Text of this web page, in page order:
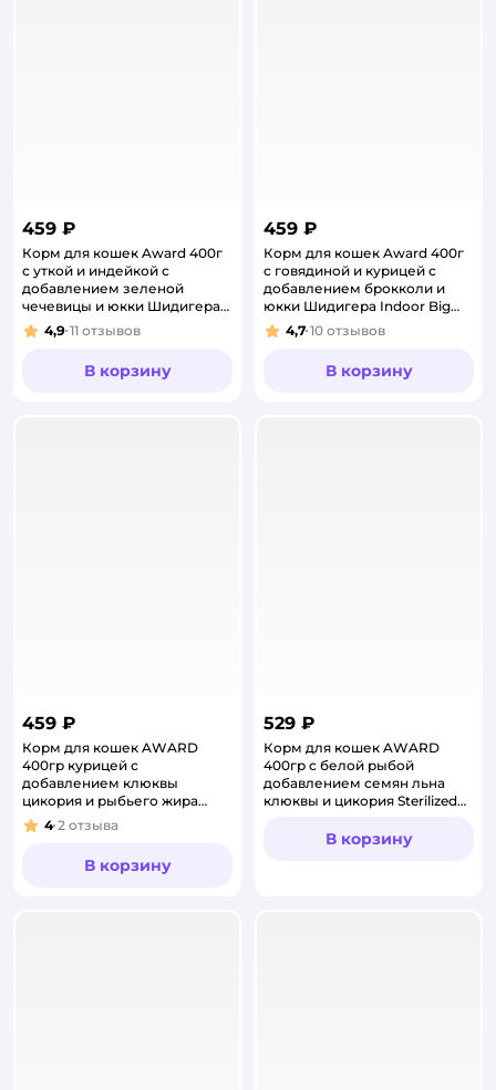
459 ₽
Корм для кошек Award 400г
с уткой и индейкой с
добавлением зеленой
чечевицы и юкки Шидигера
hairball Indoor для выведения
шерсти
Рейтинг:
4,9 11 отзывов
В корзину
459 ₽
Корм для кошек Award 400г
с говядиной и курицей с
добавлением брокколи и
юкки Шидигера Indoor Big
cats для взрослых крупных
пор
Рейтинг:
4,7 10 отзывов
В корзину
459 ₽
Корм для кошек AWARD
400гр курицей с
добавлением клюквы
цикория и рыбьего жира
Urinary для профилактики
сухой
Рейтинг:
4 2 отзыва
В корзину
529 ₽
Корм для кошек AWARD
400гр с белой рыбой
добавлением семян льна
клюквы и цикория Sterilized
стерилизованных сухой
В корзину